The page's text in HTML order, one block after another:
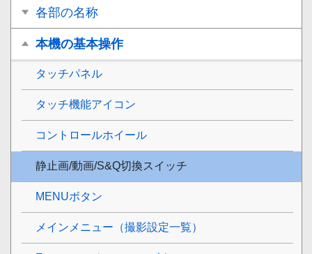
各部の名称
本機の基本操作
タッチパネル
タッチ機能アイコン
コントロールホイール
静止画/動画/S&Q切換スイッチ
MENUボタン
メインメニュー（撮影設定一覧）